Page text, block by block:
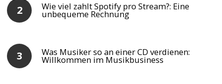
Wie viel zahlt Spotify pro Stream?: Eine
unbequeme Rechnung
Was Musiker so an einer CD verdienen:
Willkommen im Musikbusiness